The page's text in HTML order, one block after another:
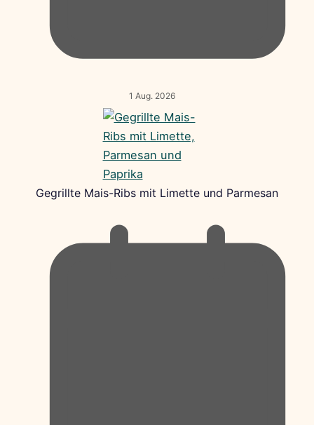
1 Aug. 2026
Gegrillte Mais-Ribs mit Limette und Parmesan